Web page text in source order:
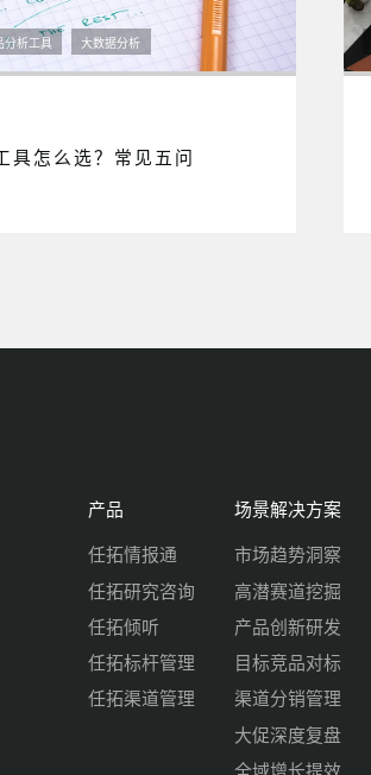
分析工具 大数据分析
具怎么选？常见五问
产品
任拓情报通
任拓研究咨询
任拓倾听
任拓标杆管理
任拓渠道管理
场景解决方案
市场趋势洞察
高潜赛道挖掘
产品创新研发
目标竞品对标
渠道分销管理
大促深度复盘
全域增长提效